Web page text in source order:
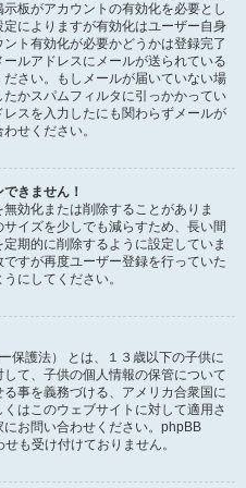
板がアカウントの有効化を必要とし
によりますが有効化はユーザー自身
ト有効化が必要かどうかは登録完了
ルアドレスにメールが送られている
さい。もしメールが届いていない場
かスパムフィルタに引っかかってい
スを入力したにも関わらずメールが
せください。
きません！
効化または削除することがありま
イズを少しでも減らすため、長い間
期的に削除するように設定していま
すが再度ユーザー登録を行っていた
にしてください。
保護法） とは、１３歳以下の子供に
て、子供の個人情報の保管について
事を義務づける、アメリカ合衆国に
はこのウェブサイトに対して適用さ
お問い合わせください。phpBB
も受け付けておりません。